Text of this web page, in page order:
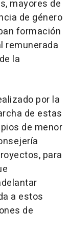
mayores de
de género
formación
remunerada
la
por la
de estas
de menor
para
a estos
de